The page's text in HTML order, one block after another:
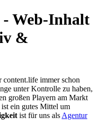
Web-Inhalt
&
content.life immer schon
unter Kontrolle zu haben,
großen Playern am Markt
ein gutes Mittel um
ist für uns als Agentur